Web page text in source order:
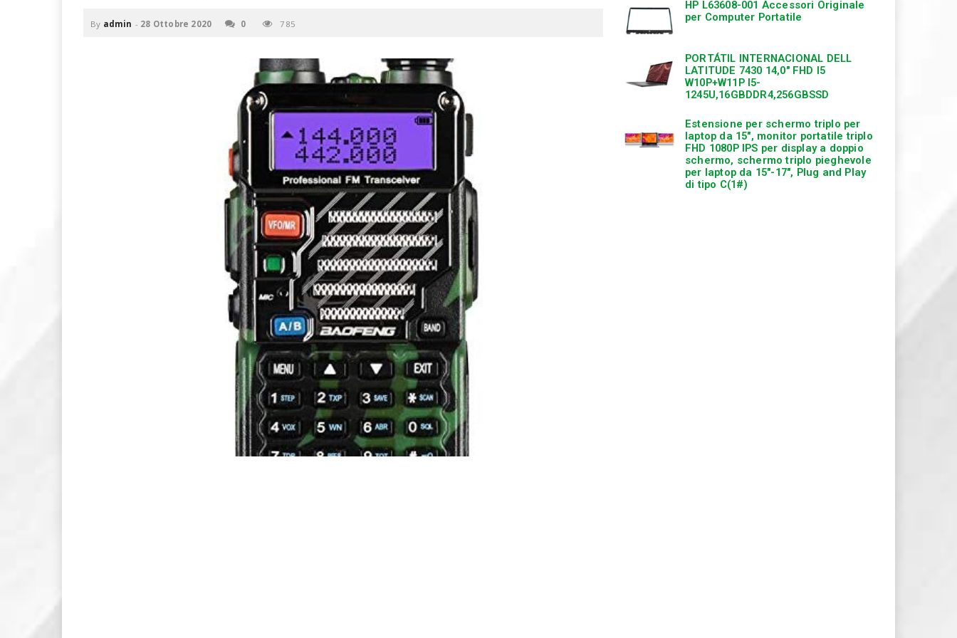
o
By admin - 28 Ottobre 2020 0 785
HP L63608-001 Accessori Originale
per Computer Portatile
PORTÁTIL INTERNACIONAL DELL
LATITUDE 7430 14,0″ FHD I5
W10P+W11P I5-
1245U,16GBDDR4,256GBSSD
Estensione per schermo triplo per
laptop da 15″, monitor portatile triplo
FHD 1080P IPS per display a doppio
schermo, schermo triplo pieghevole
per laptop da 15″-17″, Plug and Play
di tipo C(1#)